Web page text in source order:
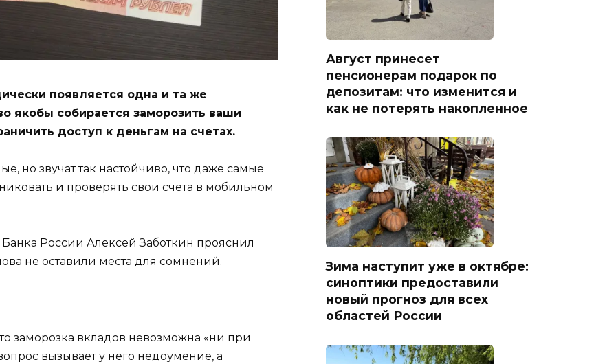
появляется одна и та же
якобы собирается заморозить ваши
доступ к деньгам на счетах.
но звучат так настойчиво, что даже самые
и проверять свои счета в мобильном
Банка России Алексей Заботкин прояснил
не оставили места для сомнений.
заморозка вкладов невозможна «ни при
вызывает у него недоумение, а
Август принесет
пенсионерам подарок по
депозитам: что изменится и
как не потерять накопленное
Зима наступит уже в октябре:
синоптики предоставили
новый прогноз для всех
областей России